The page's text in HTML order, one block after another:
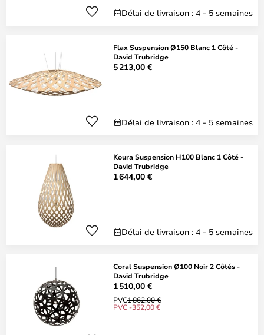
Délai de livraison : 4 - 5 semaines
Flax Suspension Ø150 Blanc 1 Côté -
David Trubridge
5 213,00 €
Délai de livraison : 4 - 5 semaines
Koura Suspension H100 Blanc 1 Côté -
David Trubridge
1 644,00 €
Délai de livraison : 4 - 5 semaines
Coral Suspension Ø100 Noir 2 Côtés -
David Trubridge
1 510,00 €
PVC1 862,00 €
PVC -352,00 €